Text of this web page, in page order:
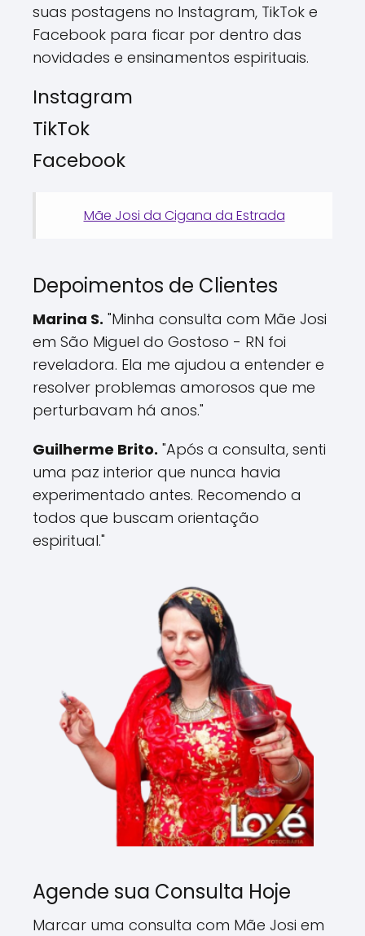
suas postagens no Instagram, TikTok e
Facebook para ficar por dentro das
novidades e ensinamentos espirituais.
Instagram
TikTok
Facebook
Mãe Josi da Cigana da Estrada
Depoimentos de Clientes
Marina S. "Minha consulta com Mãe Josi
em São Miguel do Gostoso - RN foi
reveladora. Ela me ajudou a entender e
resolver problemas amorosos que me
perturbavam há anos."
Guilherme Brito. "Após a consulta, senti
uma paz interior que nunca havia
experimentado antes. Recomendo a
todos que buscam orientação
espiritual."
Agende sua Consulta Hoje
Marcar uma consulta com Mãe Josi em